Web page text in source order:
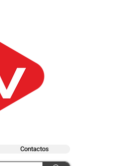
Contactos